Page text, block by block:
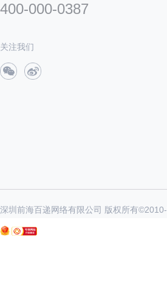
400-000-0387
关注我们
深圳前海百递网络有限公司 版权所有©2010-